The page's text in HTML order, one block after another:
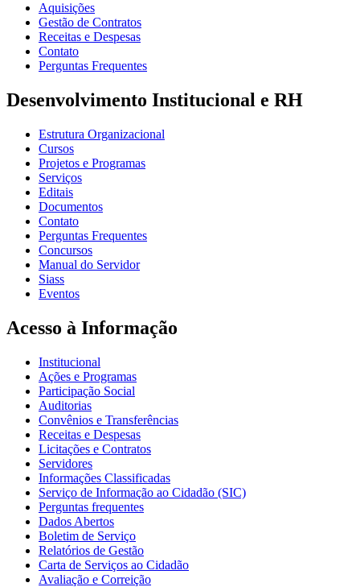
Aquisições
Gestão de Contratos
Receitas e Despesas
Contato
Perguntas Frequentes
Desenvolvimento Institucional e RH
Estrutura Organizacional
Cursos
Projetos e Programas
Serviços
Editais
Documentos
Contato
Perguntas Frequentes
Concursos
Manual do Servidor
Siass
Eventos
Acesso à Informação
Institucional
Ações e Programas
Participação Social
Auditorias
Convênios e Transferências
Receitas e Despesas
Licitações e Contratos
Servidores
Informações Classificadas
Serviço de Informação ao Cidadão (SIC)
Perguntas frequentes
Dados Abertos
Boletim de Serviço
Relatórios de Gestão
Carta de Serviços ao Cidadão
Avaliação e Correição